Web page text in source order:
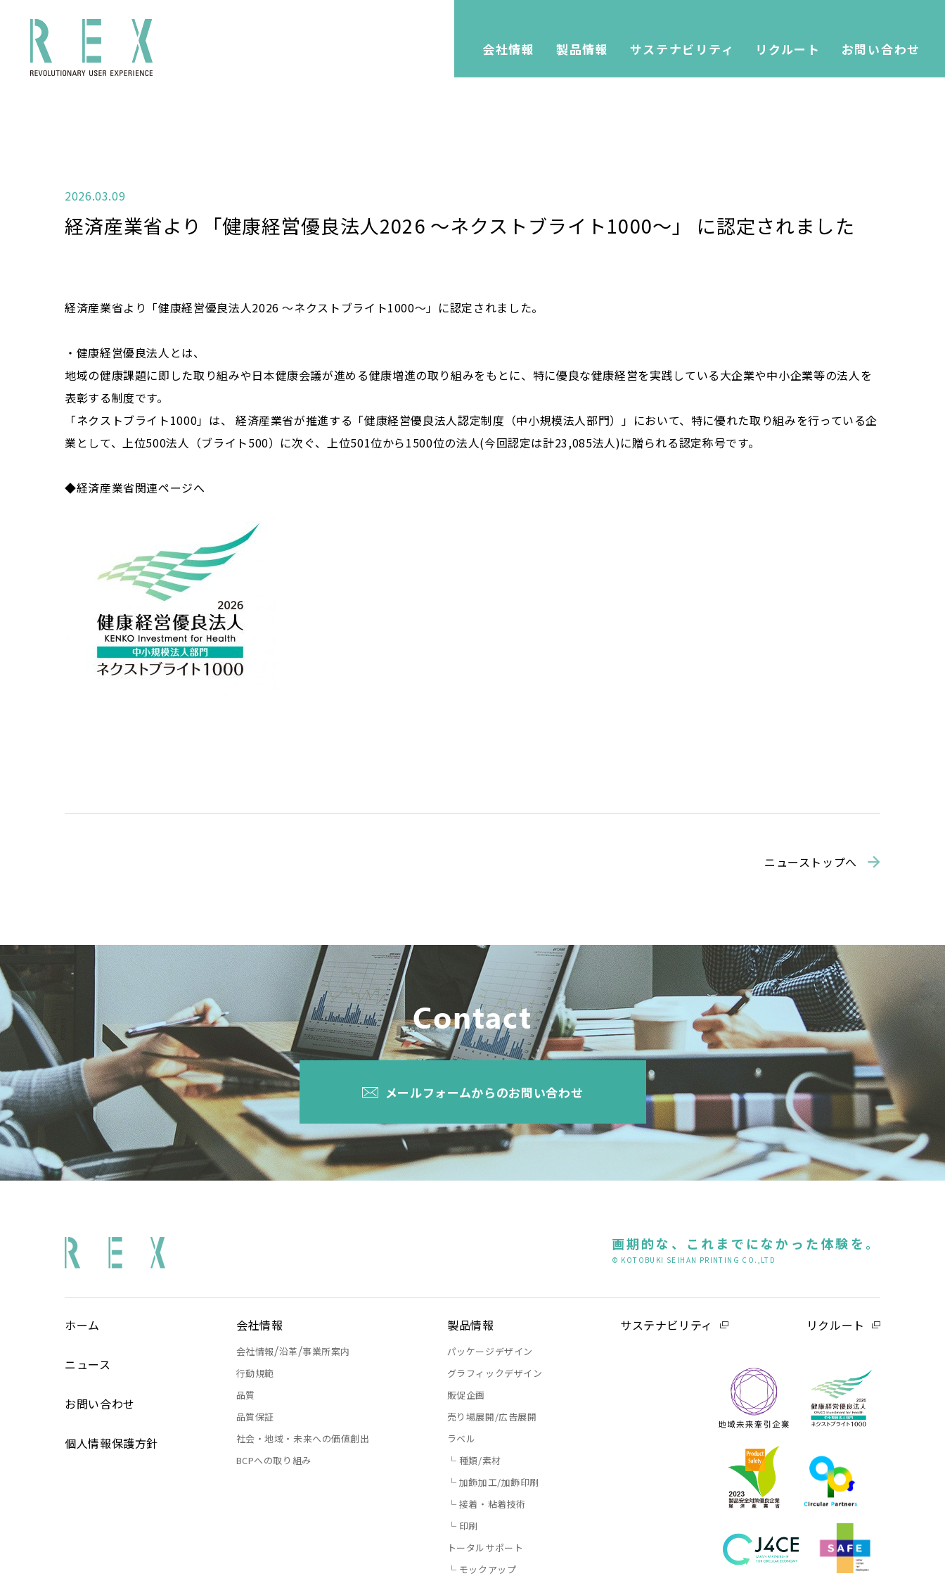
会社情報 製品情報 サステナビリティ リクルート お問い合わせ
2026.03.09
経済産業省より「健康経営優良法人2026 ～ネクストブライト1000～」 に認定されました
経済産業省より「健康経営優良法人2026 ～ネクストブライト1000～」に認定されました。
・健康経営優良法人とは、
地域の健康課題に即した取り組みや日本健康会議が進める健康増進の取り組みをもとに、特に優良な健康経営を実践している大企業や中小企業等の法人を
表彰する制度です。
「ネクストブライト1000」は、 経済産業省が推進する「健康経営優良法人認定制度（中小規模法人部門）」において、特に優れた取り組みを行っている企
業として、上位500法人（ブライト500）に次ぐ、上位501位から1500位の法人(今回認定は計23,085法人)に贈られる認定称号です。
◆経済産業省関連ページへ
ニューストップへ
Contact
メールフォームからのお問い合わせ
画期的な、 これまでになかった体験を。
© KOTOBUKI SEIHAN PRINTING CO.,LTD
ホーム
ニュース
お問い合わせ
個人情報保護方針
会社情報
会社情報/沿革/事業所案内
行動規範
品質
品質保証
社会・地域・未来への価値創出
BCPへの取り組み
製品情報
パッケージデザイン
グラフィックデザイン
販促企画
売り場展開/広告展開
ラベル
└ 種類/素材
└ 加飾加工/加飾印刷
└ 接着・粘着技術
└ 印刷
トータルサポート
└ モックアップ
サステナビリティ リクルート